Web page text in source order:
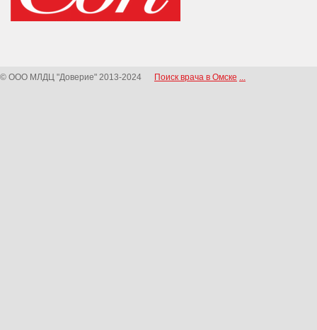
© ООО МЛДЦ "Доверие" 2013-2024 Поиск врача в Омске ...